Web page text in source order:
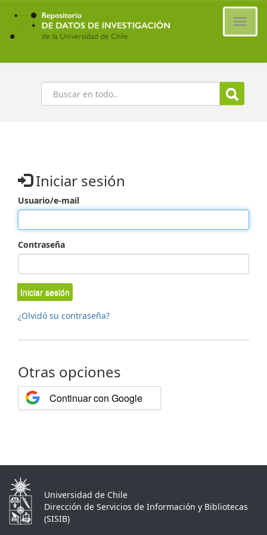
Ir
contenido
principal
Buscar
Iniciar sesión
Usuario/e-mail
Contraseña
Iniciar sesión
¿Olvidó su contraseña?
Otras opciones
Continuar con Google
Universidad de Chile
Dirección de Servicios de Información y Bibliotecas
(SISIB)